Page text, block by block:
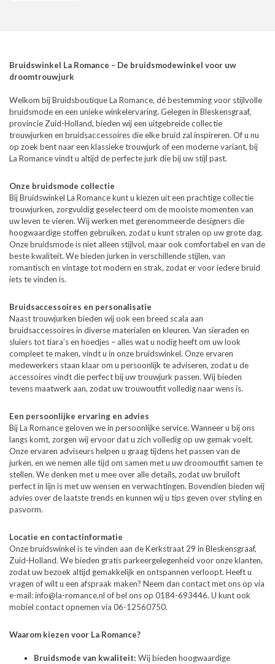
Bruidswinkel La Romance – De bruidsmodewinkel voor uw
droomtrouwjurk
Welkom bij Bruidsboutique La Romance, dé bestemming voor stijlvolle
bruidsmode en een unieke winkelervaring. Gelegen in Bleskensgraaf,
provincie Zuid-Holland, bieden wij een uitgebreide collectie
trouwjurken en bruidsaccessoires die elke bruid zal inspireren. Of u nu
op zoek bent naar een klassieke trouwjurk of een moderne variant, bij
La Romance vindt u altijd de perfecte jurk die bij uw stijl past.
Onze bruidsmode collectie
Bij Bruidswinkel La Romance kunt u kiezen uit een prachtige collectie
trouwjurken, zorgvuldig geselecteerd om de mooiste momenten van
uw leven te vieren. Wij werken met gerenommeerde designers die
hoogwaardige stoffen gebruiken, zodat u kunt stralen op uw grote dag.
Onze bruidsmode is niet alleen stijlvol, maar ook comfortabel en van de
beste kwaliteit. We bieden jurken in verschillende stijlen, van
romantisch en vintage tot modern en strak, zodat er voor iedere bruid
iets te vinden is.
Bruidsaccessoires en personalisatie
Naast trouwjurken bieden wij ook een breed scala aan
bruidsaccessoires in diverse materialen en kleuren. Van sieraden en
sluiers tot tiara’s en hoedjes – alles wat u nodig heeft om uw look
compleet te maken, vindt u in onze bruidswinkel. Onze ervaren
medewerkers staan klaar om u persoonlijk te adviseren, zodat u de
accessoires vindt die perfect bij uw trouwjurk passen. Wij bieden
tevens maatwerk aan, zodat uw trouwoutfit volledig naar wens is.
Een persoonlijke ervaring en advies
Bij La Romance geloven we in persoonlijke service. Wanneer u bij ons
langs komt, zorgen wij ervoor dat u zich volledig op uw gemak voelt.
Onze ervaren adviseurs helpen u graag tijdens het passen van de
jurken, en we nemen alle tijd om samen met u uw droomoutfit samen te
stellen. We denken met u mee over alle details, zodat uw bruiloft
perfect in lijn is met uw wensen en verwachtingen. Bovendien bieden wij
advies over de laatste trends en kunnen wij u tips geven over styling en
pasvorm.
Locatie en contactinformatie
Onze bruidswinkel is te vinden aan de Kerkstraat 29 in Bleskensgraaf,
Zuid-Holland. We bieden gratis parkeergelegenheid voor onze klanten,
zodat uw bezoek altijd gemakkelijk en ontspannen verloopt. Heeft u
vragen of wilt u een afspraak maken? Neem dan contact met ons op via
e-mail: info@la-romance.nl of bel ons op 0184-693446. U kunt ook
mobiel contact opnemen via 06-12560750.
Waarom kiezen voor La Romance?
Bruidsmode van kwaliteit: Wij bieden hoogwaardige